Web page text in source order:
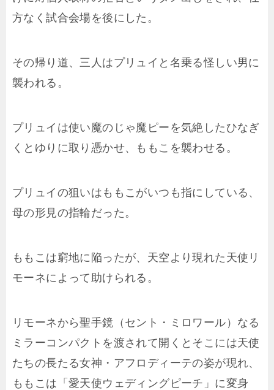
方なく試合会場を後にした。
その帰り道、三人はプリュイと名乗る怪しい男に
襲われる。
プリュイは使い魔のじゃ魔ピーを気絶したひなぎ
くとゆりに取り憑かせ、ももこを襲わせる。
プリュイの狙いはももこがいつも指にしている、
母の形見の指輪だった。
ももこは窮地に陥ったが、天空より現れた天使リ
モーネによって助けられる。
リモーネから聖手鏡（セント・ミロワール）なる
ミラーコンパクトを渡されて開くとそこには天使
たちの長たる女神・アフロディーテの姿が現れ、
ももこは「愛天使ウェディングピーチ」に変身